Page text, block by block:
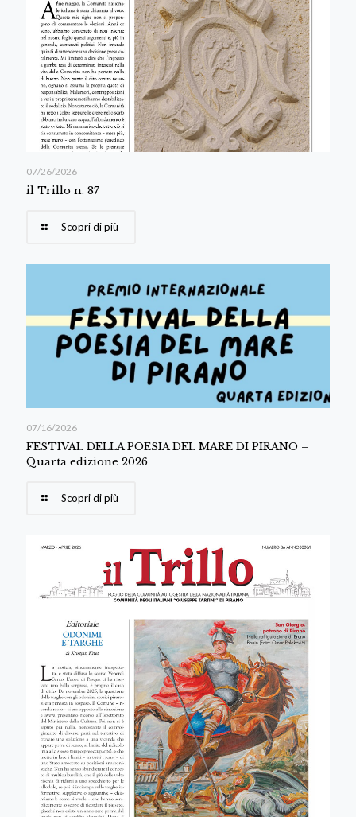
07/26/2026
il Trillo n. 87
Scopri di più
07/16/2026
FESTIVAL DELLA POESIA DEL MARE DI PIRANO –
Quarta edizione 2026
Scopri di più